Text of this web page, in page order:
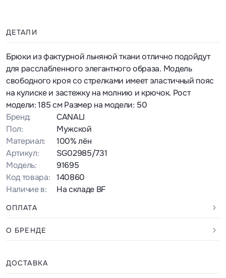
ДЕТАЛИ
Брюки из фактурной льняной ткани отлично подойдут
для расслабленного элегантного образа. Модель
свободного кроя со стрелками имеет эластичный пояс
на кулиске и застежку на молнию и крючок. Рост
модели: 185 см Размер на модели: 50
Бренд:
CANALI
Пол:
Мужской
Материал:
100% лён
Артикул:
SG02985/731
Модель:
91695
Код товара:
140860
Наличие в:
На складе BF
ОПЛАТА
О БРЕНДЕ
ДОСТАВКА